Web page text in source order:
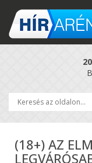
(18+) AZ